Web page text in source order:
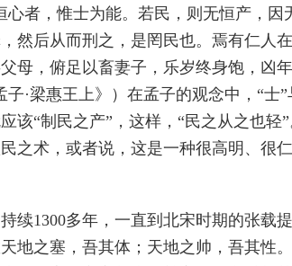
者，惟士为能。若民，则无恒产，因
然后从而刑之，是罔民也。焉有仁人
母，俯足以畜妻子，乐岁终身饱，凶
·梁惠王上》）在孟子的观念中，“士”
该“制民之产”，这样，“民之从之也轻
之术，或者说，这是一种很高明、很仁
续1300多年，一直到北宋时期的张载
地之塞，吾其体；天地之帅，吾其性